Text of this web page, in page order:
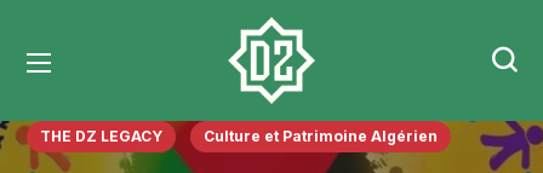
THE DZ LEGACY Culture et Patrimoine Algérien